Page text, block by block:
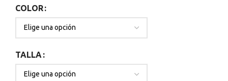
COLOR
TALLA